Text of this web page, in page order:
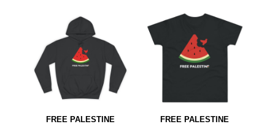
FREE PALESTINE
FREE PALESTINE